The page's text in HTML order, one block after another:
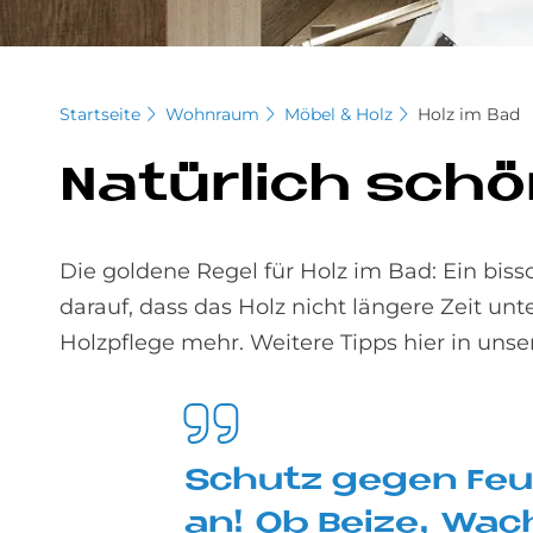
Startseite Wohnraum Möbel & Holz Holz im Bad
Na­tür­lich
Die goldene Regel für Holz im Bad: Ein
darauf, dass das Holz nicht längere Zeit
Holzpflege mehr. Weitere Tipps hier in
Schu­tz ge­gen
an! Ob Bei­ze,